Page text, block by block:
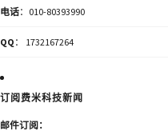
电话：010-80393990
QQ ： 1732167264
订阅费米科技新闻
邮件订阅：